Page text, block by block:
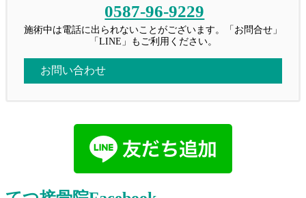
0587-96-9229
施術中は電話に出られないことがございます。「お問合せ」
「LINE」もご利用ください。
お問い合わせ